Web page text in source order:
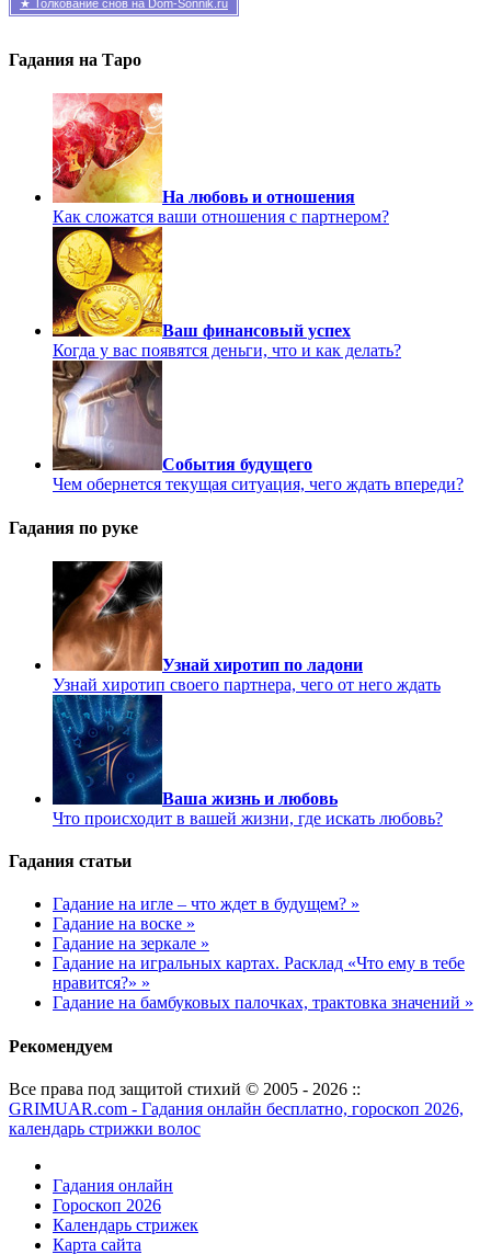
★ Толкование снов на Dom-Sonnik.ru
Гадания на Таро
На любовь и отношения
Как сложатся ваши отношения с партнером?
Ваш финансовый успех
Когда у вас появятся деньги, что и как делать?
События будущего
Чем обернется текущая ситуация, чего ждать впереди?
Гадания по руке
Узнай хиротип по ладони
Узнай хиротип своего партнера, чего от него ждать
Ваша жизнь и любовь
Что происходит в вашей жизни, где искать любовь?
Гадания статьи
Гадание на игле – что ждет в будущем? »
Гадание на воске »
Гадание на зеркале »
Гадание на игральных картах. Расклад «Что ему в тебе
нравится?» »
Гадание на бамбуковых палочках, трактовка значений »
Рекомендуем
Все права под защитой стихий © 2005 - 2026 ::
GRIMUAR.com - Гадания онлайн бесплатно, гороскоп 2026,
календарь стрижки волос
Гадания онлайн
Гороскоп 2026
Календарь стрижек
Карта сайта